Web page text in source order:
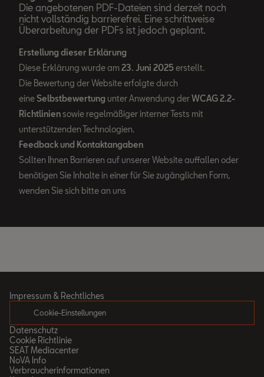
Die angebotenen PDF-Dateien sind derzeit noch
nicht vollständig barrierefrei. Eine schrittweise
Überarbeitung der PDFs ist jedoch geplant.
Erstellung dieser Erklärung
Diese Erklärung wurde am 23. Juni 2025erstellt.
Die Bewertung der Website erfolgte durch
eine Selbstbewertung unter Anwendung derWCAG 2.2-
Richtliniensowie regelmäßiger interner Tests mit
unterstützenden Technologien.
Feedback und Kontaktangaben
Sollten Ihnen Barrieren auf unserer Website auffallen oder
benötigen Sie Inhalte in einer für Sie zugänglichen Form,
wenden Sie sich bitte an uns
Impressum & Rechtliches
Cookie-Einstellungen
Datenschutz
Cookie Richtlinie
SEAT Mediacenter
NoVA Info
Verbraucherinformationen